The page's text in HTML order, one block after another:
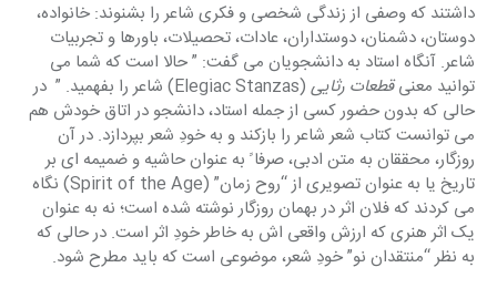
داشتند که وصفی از زندگی شخصی و فکری شاعر را بشنوند: خانواده،
دوستان، دشمنان، دوستداران، عادات، تحصیلات، باورها و تجربیات
شاعر. آنگاه استاد به دانشجویان می گفت: ” حالا است که شما می
توانید معنی قطعات رثایی
(Elegiac Stanzas) شاعر را بفهمید. ”  در
حالی که بدون حضور کسی از جمله استاد، دانشجو در اتاق خودش هم
می توانست کتاب شعر شاعر را بازکند و به خودِ شعر بپردازد. در آن
روزگار، محققان به متن ادبی، صرفا ً به عنوان حاشیه و ضمیمه ای بر
تاریخ یا به عنوان تصویری از “روح زمان” (Spirit of the Age) نگاه
می کردند که فلان اثر در بهمان روزگار نوشته شده است؛ نه به عنوان
یک اثر هنری که ارزش واقعی اش به خاطر خودِ اثر است. در حالی که
به نظر “منتقدان نو” خودِ شعر، موضوعی است که باید مطرح شود.